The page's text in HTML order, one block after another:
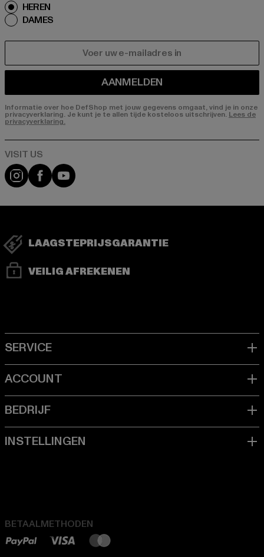
HEREN
DAMES
AANMELDEN
Informatie over hoe DefShop met jouw gegevens omgaat, vind je in onze
privacyverklaring. Je kunt je te allen tijde kosteloos uitschrijven. Lees de
privacyverklaring.
Visit our Instagram page:
Visit our Facebook page:
Visit our YouTube channel:
LAAGSTEPRIJSGARANTIE
VEILIG AFREKENEN
BETAALMETHODEN